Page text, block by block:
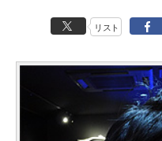
リスト